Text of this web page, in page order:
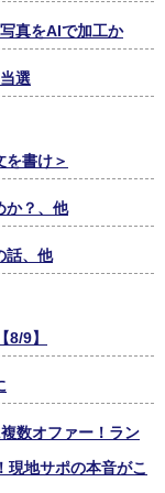
真をAIで加工か
選
を書け＞
か？、他
話、他
8/9】
数オファー！ラン
現地サポの本音がこ